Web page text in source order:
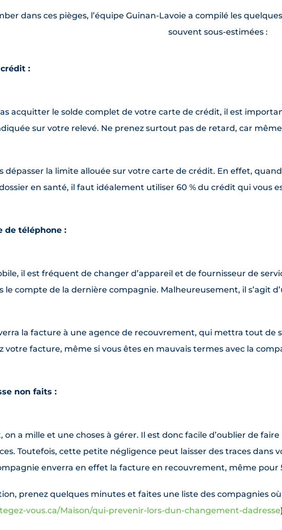
dans ces pièges, l’équipe Guinan-Lavoie a compilé les
souvent sous-estimées :
:
acquitter le solde complet de votre carte de crédit, il est
sur votre relevé. Ne prenez surtout pas de retard, car
dépasser la limite allouée sur votre carte de crédit. En effet,
en santé, il faut idéalement utiliser 60 % du crédit qui vous
de téléphone :
il est fréquent de changer d’appareil et de fournisseur de
le compte de la dernière compagnie. Malheureusement, il s’agit
la facture à une agence de recouvrement, qui mettra tout de
votre facture, même si vous êtes en mauvais termes avec la
non faits :
on a mille et une choses à gérer. Il est donc facile d’oublier de
Toutefois, cette petite négligence peut laisser des traces dans
enverra en effet la facture en recouvrement, même pour
prenez quelques minutes et faites une liste des compagnies
vous.ca/Maison/qui-prevenir-lors-dun-changement-dadresse